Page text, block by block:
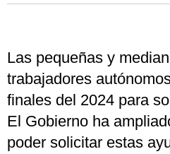
Las pequeñas y
trabajadores
finales del 2024 para
El Gobierno ha
poder solicitar estas